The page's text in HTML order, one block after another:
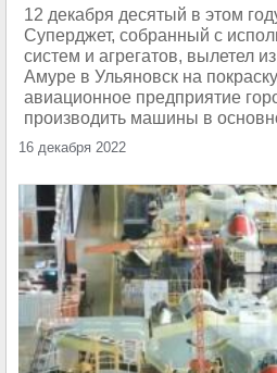
12 декабря десятый в этом
Суперджет, собранный с
систем и агрегатов, вылетел
Амуре в Ульяновск на
авиационное предприятие
производить машины в
16 декабря 2022